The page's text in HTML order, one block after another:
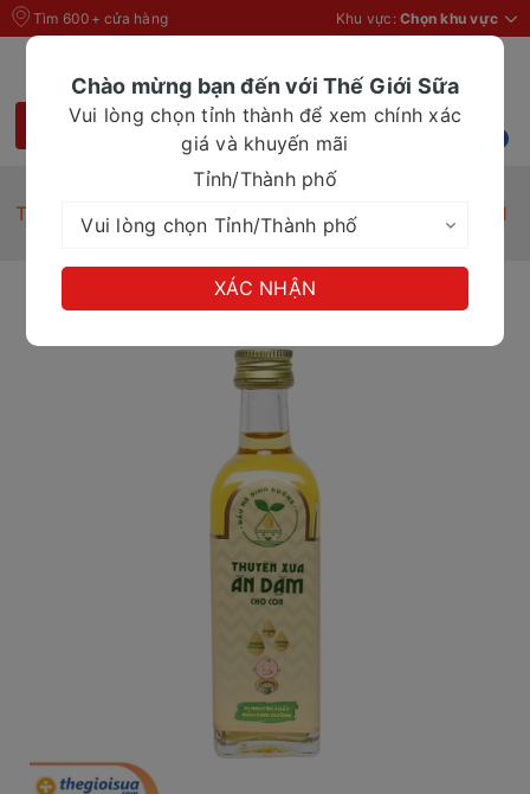
Tìm 600+ cửa hàng Khu vực: Chọn khu vực
Trang chủ Dầu mè dinh dưỡng Thuyền Xưa 65ml
Chào mừng bạn đến với Thế Giới Sữa
Vui lòng chọn tỉnh thành để xem chính xác
giá và khuyến mãi
Tỉnh/Thành phố
XÁC NHẬN